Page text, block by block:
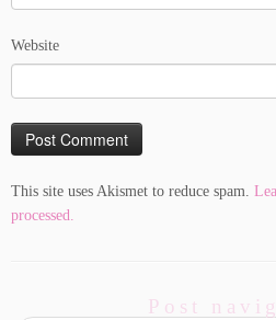
Website
This site uses Akismet to reduce spam.
processed.
Post